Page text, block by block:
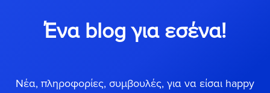
Ένα blog για εσένα!
Νέα, πληροφορίες, συμβουλές, για να είσαι happy